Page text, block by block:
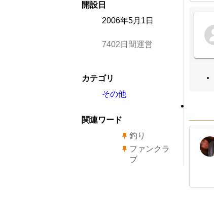
開設日
2006年5月1日
7402日間運営
カテゴリ
その他
関連ワード
釣り
ファンクラ
ブ